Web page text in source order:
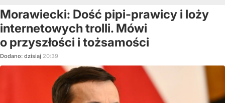
Morawiecki: Dość pipi-prawicy i loży
internetowych trolli. Mówi
o przyszłości i tożsamości
Dodano: dzisiaj 20:39